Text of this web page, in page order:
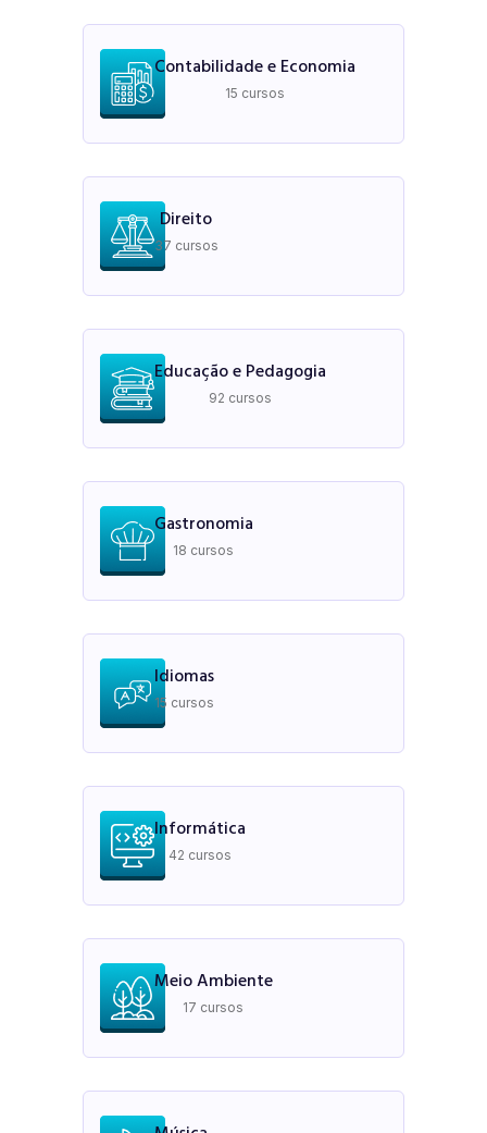
Contabilidade e Economia
15 cursos
Direito
37 cursos
Educação e Pedagogia
92 cursos
Gastronomia
18 cursos
Idiomas
15 cursos
Informática
42 cursos
Meio Ambiente
17 cursos